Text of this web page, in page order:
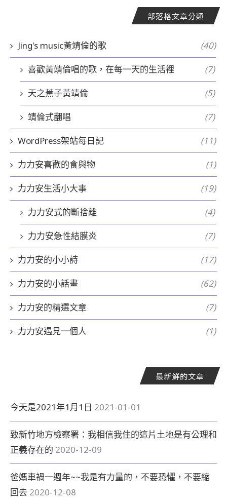
部落格文章分類
Jing's music黃靖倫的歌 (40)
喜歡黃靖倫唱的歌，在每一天的生活裡 (7)
天之蕉子黃靖倫 (5)
靖倫式翻唱 (7)
WordPress架站每日記 (11)
力力安喜歡的食與物 (1)
力力安生活小大事 (19)
力力安式的斷捨離 (4)
力力安急性結膜炎 (7)
力力安的小小詩 (17)
力力安的小話畫 (62)
力力安的精選文章 (7)
力力安遇見一個人 (1)
最新鮮的文章
今天是2021年1月1日 2021-01-01
致新竹地方檢察署：我相信我住的這片土地是有公理和
正義存在的 2020-12-09
爸媽車禍一週年~~我是有力量的，不要恐懼，不要縮
回去 2020-12-08